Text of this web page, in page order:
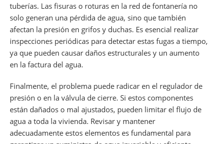
tuberías. Las fisuras o roturas en la red de fontanería no
solo generan una pérdida de agua, sino que también
afectan la presión en grifos y duchas. Es esencial realizar
inspecciones periódicas para detectar estas fugas a tiempo,
ya que pueden causar daños estructurales y un aumento
en la factura del agua.
Finalmente, el problema puede radicar en el regulador de
presión o en la válvula de cierre. Si estos componentes
están dañados o mal ajustados, pueden limitar el flujo de
agua a toda la vivienda. Revisar y mantener
adecuadamente estos elementos es fundamental para